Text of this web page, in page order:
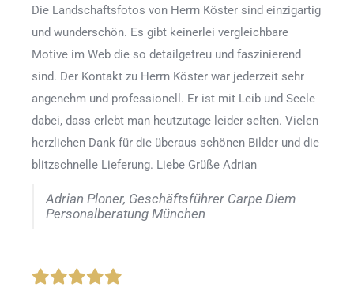
Die Landschaftsfotos von Herrn Köster sind einzigartig
und wunderschön. Es gibt keinerlei vergleichbare
Motive im Web die so detailgetreu und faszinierend
sind. Der Kontakt zu Herrn Köster war jederzeit sehr
angenehm und professionell. Er ist mit Leib und Seele
dabei, dass erlebt man heutzutage leider selten. Vielen
herzlichen Dank für die überaus schönen Bilder und die
blitzschnelle Lieferung. Liebe Grüße Adrian
Adrian Ploner, Geschäftsführer Carpe Diem
Personalberatung München